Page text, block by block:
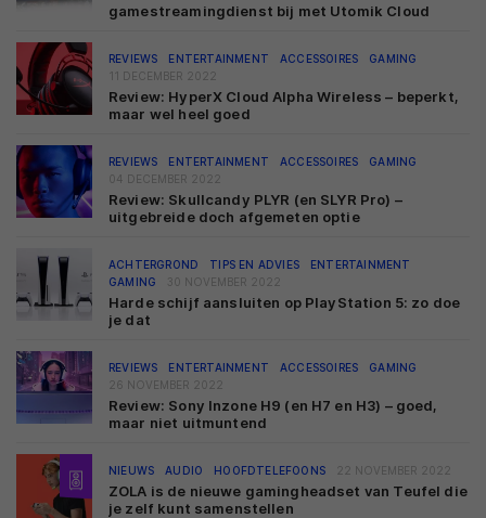
gamestreamingdienst bij met Utomik Cloud
REVIEWS ENTERTAINMENT ACCESSOIRES
GAMING
11 DECEMBER 2022
Review: HyperX Cloud Alpha Wireless – beperkt,
maar wel heel goed
REVIEWS ENTERTAINMENT ACCESSOIRES
GAMING
04 DECEMBER 2022
Review: Skullcandy PLYR (en SLYR Pro) –
uitgebreide doch afgemeten optie
ACHTERGROND TIPS EN ADVIES
ENTERTAINMENT
GAMING
30 NOVEMBER 2022
Harde schijf aansluiten op PlayStation 5: zo doe
je dat
REVIEWS ENTERTAINMENT ACCESSOIRES
GAMING
26 NOVEMBER 2022
Review: Sony Inzone H9 (en H7 en H3) – goed,
maar niet uitmuntend
NIEUWS AUDIO HOOFDTELEFOONS 22 NOVEMBER 2022
ZOLA is de nieuwe gamingheadset van Teufel die
je zelf kunt samenstellen